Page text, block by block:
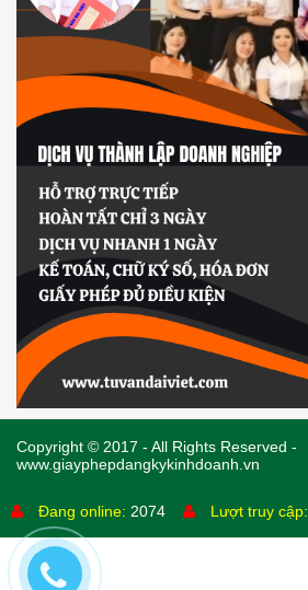
Copyright © 2017 - All Rights Reserved -
www.giayphepdangkykinhdoanh.vn
Đang online: 2074 Lượt truy cập: